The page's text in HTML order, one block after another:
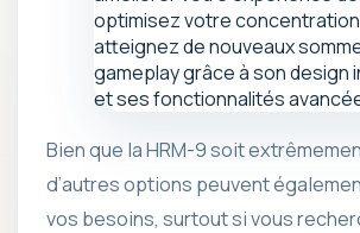
Bien que la HRM-9 soit
d’autres options peuvent
vos besoins, surtout si vous